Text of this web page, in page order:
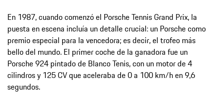
En 1987, cuando comenzó el Porsche Tennis Grand Prix, la
puesta en escena incluía un detalle crucial: un Porsche como
premio especial para la vencedora; es decir, el trofeo más
bello del mundo. El primer coche de la ganadora fue un
Porsche 924 pintado de Blanco Tenis, con un motor de 4
cilindros y 125 CV que aceleraba de 0 a 100 km/h en 9,6
segundos.